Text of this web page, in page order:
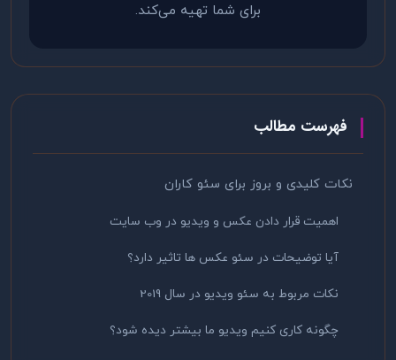
برای شما تهیه می‌کند.
فهرست مطالب
نکات کلیدی و بروز برای سئو کاران
اهمیت قرار دادن عکس و ویدیو در وب سایت
آیا توضیحات در سئو عکس ها تاثیر دارد؟
نکات مربوط به سئو ویدیو در سال 2019
چگونه کاری کنیم ویدیو ما بیشتر دیده شود؟